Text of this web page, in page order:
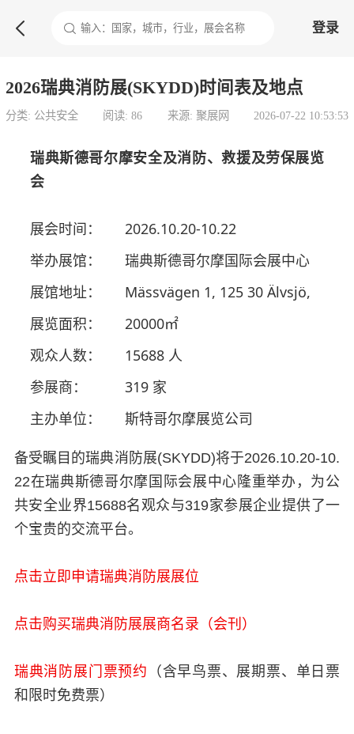
 登录
2026瑞典消防展(SKYDD)时间表及地点
分类: 公共安全 阅读: 86 来源: 聚展网 2026-07-22 10:53:53
瑞典斯德哥尔摩安全及消防、救援及劳保展览
会
展会时间：
2026.10.20-10.22
举办展馆：
瑞典斯德哥尔摩国际会展中心
展馆地址：
Mässvägen 1, 125 30 Älvsjö,
展览面积：
20000㎡
观众人数：
15688 人
参展商：
319 家
主办单位：
斯特哥尔摩展览公司
备受瞩目的瑞典消防展(SKYDD)将于2026.10.20-10.
22在瑞典斯德哥尔摩国际会展中心隆重举办，为公
共安全业界15688名观众与319家参展企业提供了一
个宝贵的交流平台。
点击立即申请瑞典消防展展位
点击购买瑞典消防展展商名录（会刊）
瑞典消防展门票预约 （含早鸟票、展期票、单日票
和限时免费票）